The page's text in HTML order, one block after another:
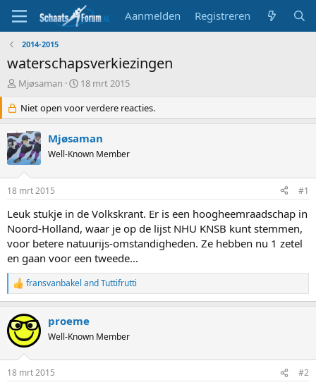
Aanmelden Registreren
2014-2015
waterschapsverkiezingen
T
p
i
c
s
t
a
t
e
r
Mjøsaman
S
a
r
d
a
m
18 mrt 2015
Niet open voor verdere reacties.
Mjøsaman
Well-Known Member
18 mrt 2015 #1
Leuk stukje in de Volkskrant. Er is een hoogheemraadschap in
Noord-Holland, waar je op de lijst NHU KNSB kunt stemmen,
voor betere natuurijs-omstandigheden. Ze hebben nu 1 zetel
en gaan voor een tweede...
R
e
c
t
i
s
fransvanbakel andTuttifrutti
proeme
Well-Known Member
18 mrt 2015 #2